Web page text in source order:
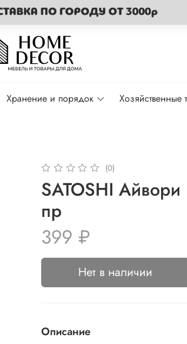
Хранение и порядок Хозяйственные
(0)
SATOSHI
пр
399 ₽
Нет в наличии
Описание